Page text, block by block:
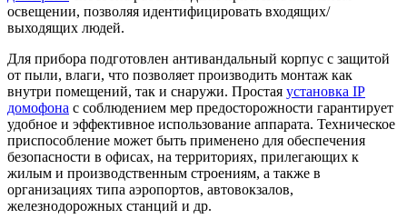
освещении, позволяя идентифицировать входящих/
выходящих людей.
Для прибора подготовлен антивандальный корпус с защитой
от пыли, влаги, что позволяет производить монтаж как
внутри помещений, так и снаружи. Простая установка IP
домофона с соблюдением мер предосторожности гарантирует
удобное и эффективное использование аппарата. Техническое
приспособление может быть применено для обеспечения
безопасности в офисах, на территориях, прилегающих к
жилым и производственным строениям, а также в
организациях типа аэропортов, автовокзалов,
железнодорожных станций и др.